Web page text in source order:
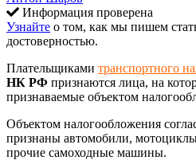
Информация проверена
Узнайте о том, как мы пишем
достоверностью.
Плательщиками транспортного
НК РФ признаются лица, на
признаваемые объектом
Объектом налогообложения
признаны автомобили,
прочие самоходные машины.